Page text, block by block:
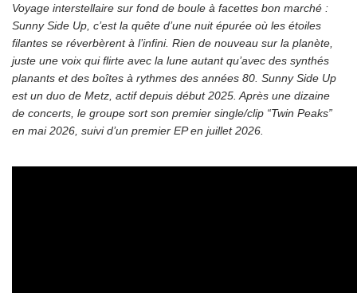
Voyage interstellaire sur fond de boule à facettes bon marché :
Sunny Side Up, c’est la quête d’une nuit épurée où les étoiles
filantes se réverbèrent à l’infini. Rien de nouveau sur la planète,
juste une voix qui flirte avec la lune autant qu’avec des synthés
planants et des boîtes à rythmes des années 80. Sunny Side Up
est un duo de Metz, actif depuis début 2025. Après une dizaine
de concerts, le groupe sort son premier single/clip “Twin Peaks”
en mai 2026, suivi d’un premier EP en juillet 2026.